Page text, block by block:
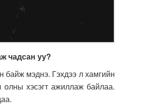
чадсан уу?
мэднэ. Гэхдээ л хамгийн
хэсэгт ажиллаж байлаа.